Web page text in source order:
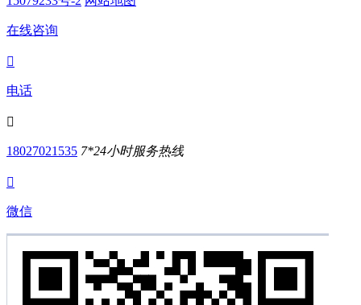
在线咨询

电话

18027021535 7*24小时服务热线

微信